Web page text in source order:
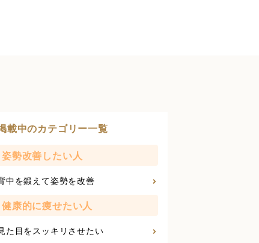
載中のカテゴリー一覧
姿勢改善したい人
中を鍛えて姿勢を改善
健康的に痩せたい人
た目をスッキリさせたい